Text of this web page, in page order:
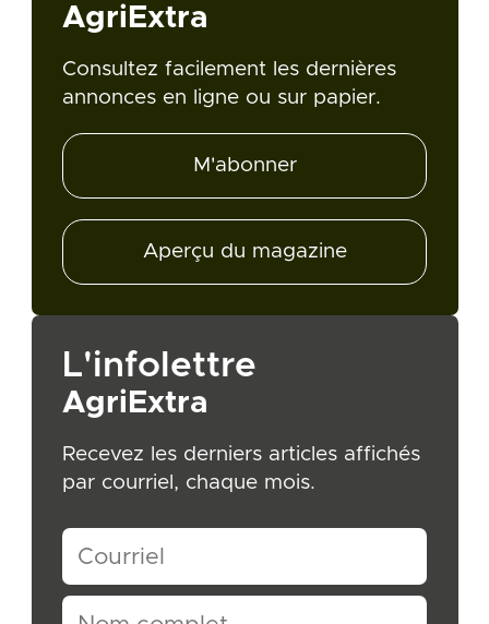
AgriExtra
Consultez facilement les dernières
annonces en ligne ou sur papier.
M'abonner
Aperçu du magazine
L'infolettre
AgriExtra
Recevez les derniers articles affichés
par courriel, chaque mois.